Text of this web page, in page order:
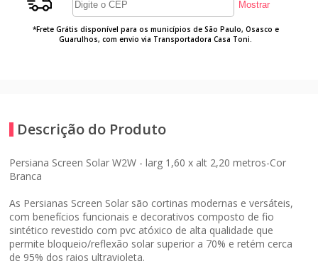
*Frete Grátis disponível para os municípios de São Paulo, Osasco e
Guarulhos, com envio via Transportadora Casa Toni.
Descrição do Produto
Persiana Screen Solar W2W - larg 1,60 x alt 2,20 metros-Cor
Branca
As Persianas Screen Solar são cortinas modernas e versáteis,
com benefícios funcionais e decorativos composto de fio
sintético revestido com pvc atóxico de alta qualidade que
permite bloqueio/reflexão solar superior a 70% e retém cerca
de 95% dos raios ultravioleta.